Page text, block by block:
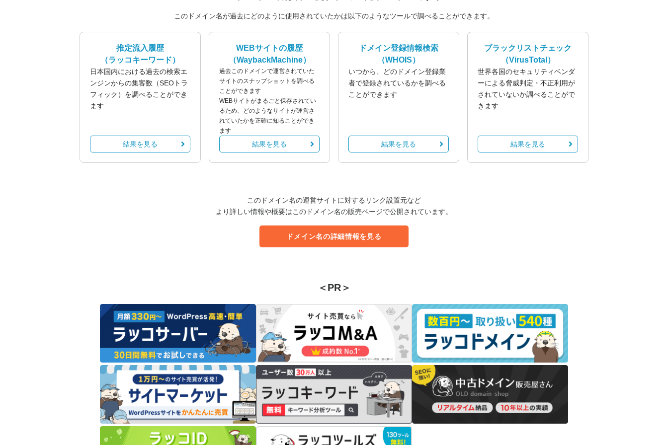
このドメイン名が過去にどのように使用されていたかは以下のようなツールで調べることができます。
推定流入履歴
（ラッコキーワード）
日本国内における過去の検索エ
ンジンからの集客数（SEOトラ
フィック）を調べることができ
ます
結果を見る
WEBサイトの履歴
（WaybackMachine）
過去このドメインで運営されていた
サイトのスナップショットを調べる
ことができます
WEBサイトがまるごと保存されてい
るため、どのようなサイトが運営さ
れていたかを正確に知ることができ
ます
結果を見る
ドメイン登録情報検索
（WHOIS）
いつから、どのドメイン登録業
者で登録されているかを調べる
ことができます
結果を見る
ブラックリストチェック
（VirusTotal）
世界各国のセキュリティベンダ
ーによる脅威判定・不正利用が
されていないか調べることがで
きます
結果を見る
このドメイン名の運営サイトに対するリンク設置元など
より詳しい情報や概要はこのドメイン名の販売ページで公開されています。
ドメイン名の詳細情報を見る
＜PR＞